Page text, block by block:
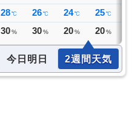
28 ℃
30 %
26 ℃
30 %
24 ℃
20 %
25 ℃
20 %
今日明日 2週間天気